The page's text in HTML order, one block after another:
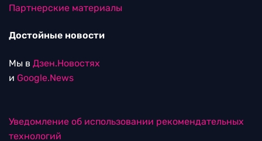
Партнерские материалы
Достойные новости
Мы в Дзен.Новостях
и Google.News
Уведомление об использовании рекомендательных
технологий